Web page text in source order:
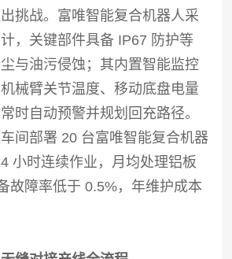
挑战。富唯智能复合机器人采
，关键部件具备 IP67 防护等
与油污侵蚀；其内置智能监控
械臂关节温度、移动底盘电量
时自动预警并规划回充路径。
间部署 20 台富唯智能复合机器
小时连续作业，月均处理铝板
故障率低于 0.5%，年维护成本